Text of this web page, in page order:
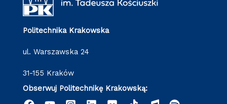
Politechnika Krakowska
ul. Warszawska 24
31-155 Kraków
Obserwuj Politechnikę Krakowską: